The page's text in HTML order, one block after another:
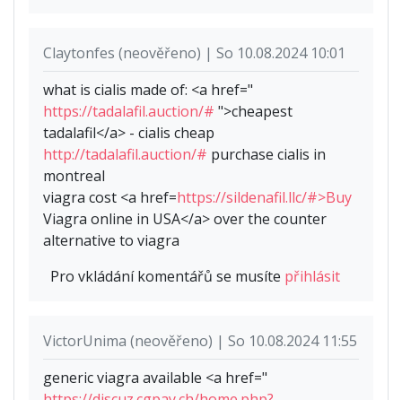
Claytonfes (neověřeno) | So 10.08.2024 10:01
what is cialis made of: <a href="
https://tadalafil.auction/# ">cheapest
tadalafil</a> - cialis cheap
http://tadalafil.auction/# purchase cialis in
montreal
viagra cost <a href=https://sildenafil.llc/#>Buy
Viagra online in USA</a> over the counter
alternative to viagra
Pro vkládání komentářů se musíte přihlásit
VictorUnima (neověřeno) | So 10.08.2024 11:55
generic viagra available <a href="